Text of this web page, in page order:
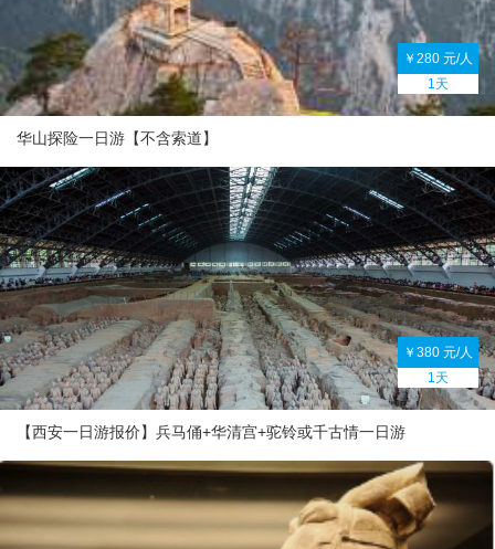
￥280 元/人
1天
华山探险一日游【不含索道】
￥380 元/人
1天
【西安一日游报价】兵马俑+华清宫+驼铃或千古情一日游